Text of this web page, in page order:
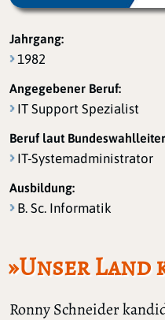
Jahrgang:
1982
Angegebener Beruf:
IT Support Spezialist
Beruf laut
IT-Systemadministrator
Ausbildung:
B. Sc. Informatik
»Unser Land
Ronny Schneider